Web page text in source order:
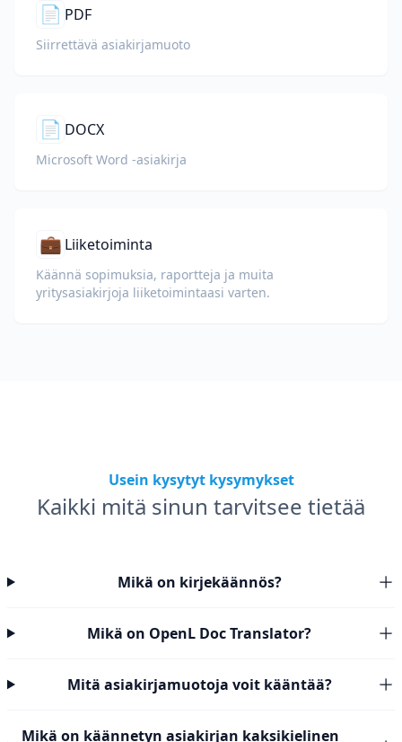
📄 PDF
Siirrettävä asiakirjamuoto
📄 DOCX
Microsoft Word -asiakirja
💼 Liiketoiminta
Käännä sopimuksia, raportteja ja muita
yritysasiakirjoja liiketoimintaasi varten.
Usein kysytyt kysymykset
Kaikki mitä sinun tarvitsee tietää
Mikä on kirjekäännös?
Mikä on OpenL Doc Translator?
Mitä asiakirjamuotoja voit kääntää?
Mikä on käännetyn asiakirjan kaksikielinen